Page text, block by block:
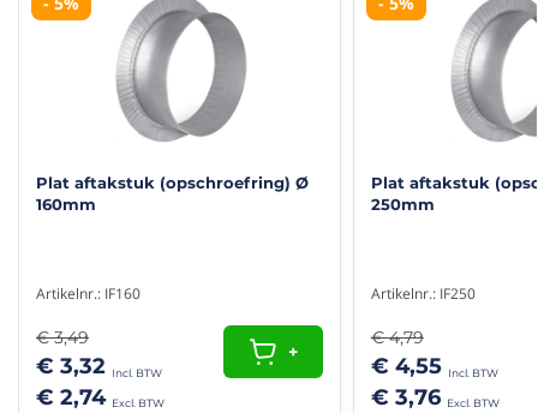
(8/10)
"goede prijs/kwaliteitverhouding"
snel geleverd, keurig verpakt
14/12/2021
Bekijk alle reviews
Goede kwaliteit en goede pasvorm
3/05/2021
(10/10)
Fijne site en makkelijk bestellen
Plat aftakstuk (opschroefring) Ø
160mm
Artikelnr.: IF160
€ 3,32
€ 2,74
€ 3,49
+
Plat aftakstuk
250mm
Artikelnr.: IF250
€ 4,55
€ 3,76
€ 4,79